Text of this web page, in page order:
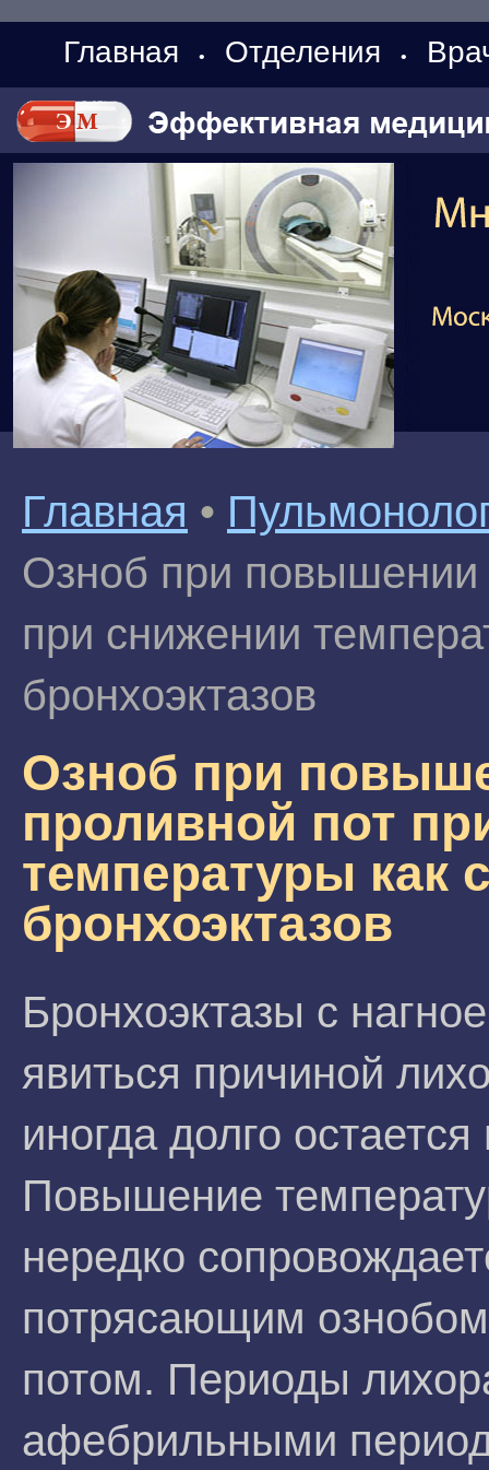
Главная • Отделения •
Главная •
Озноб при повышении
при снижении
бронхоэктазов
Озноб при
проливной пот
температуры как
бронхоэктазов
Бронхоэктазы с
явиться причиной
иногда долго
Повышение
нередко
потрясающим
потом. Периоды
афебрильными